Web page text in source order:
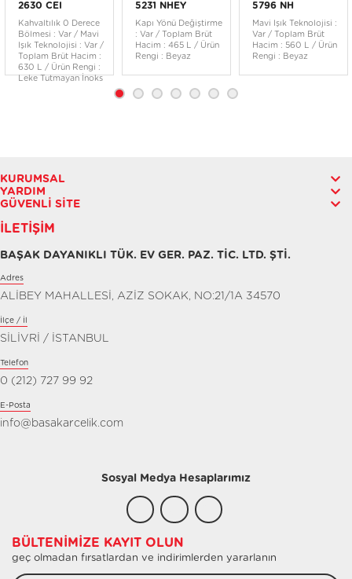
2630 CEI
Kahvaltılık 0 Derece
Bölmesi : Var / Mavi
Işık Teknolojisi : Var /
Toplam Brüt Hacim :
630 L / Ürün Rengi :
Leke Tutmayan İnoks
5231 NHEY
Kapı Yönü Değiştirme
: Var / Toplam Brüt
Hacim : 465 L / Ürün
Rengi : Beyaz
5796 NH
Mavi Işık Teknolojisi :
Var / Toplam Brüt
Hacim : 560 L / Ürün
Rengi : Beyaz
KURUMSAL
YARDIM
GÜVENLI SITE
İLETIŞIM
BAŞAK DAYANIKLI TÜK. EV GER. PAZ. TİC. LTD. ŞTİ.
Adres
ALİBEY MAHALLESİ, AZİZ SOKAK, NO:21/1A 34570
İlçe / İl
SİLİVRİ / İSTANBUL
Telefon
0 (212) 727 99 92
E-Posta
info@basakarcelik.com
Sosyal Medya Hesaplarımız
BÜLTENIMIZE KAYIT OLUN
geç olmadan fırsatlardan ve indirimlerden yararlanın